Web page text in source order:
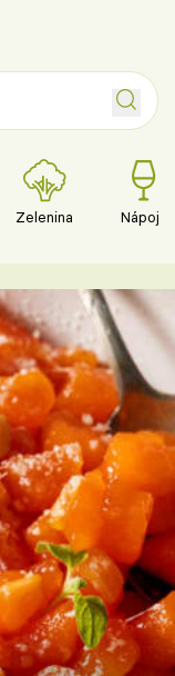
Zelenina Nápoje